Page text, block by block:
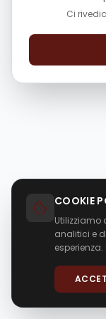
The page "p/
COOKIE
Utilizziamo
analitici e
Ci